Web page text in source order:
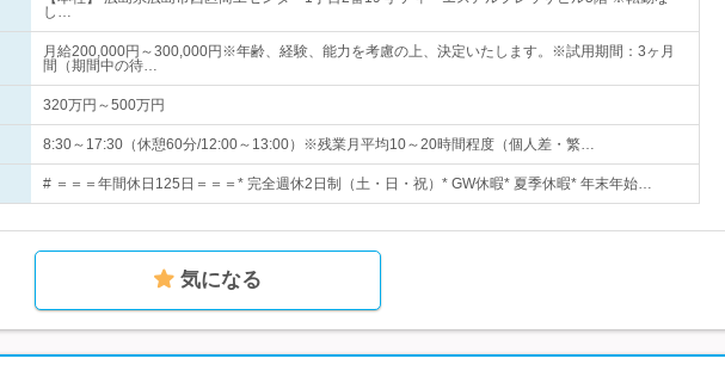
し…
月給200,000円～300,000円※年齢、経験、能力を考慮の上、決定いたします。※試用期間：3ヶ月
間（期間中の待…
320万円～500万円
8:30～17:30（休憩60分/12:00～13:00）※残業月平均10～20時間程度（個人差・繁…
# ＝＝＝年間休日125日＝＝＝* 完全週休2日制（土・日・祝）* GW休暇* 夏季休暇* 年末年始…
気になる